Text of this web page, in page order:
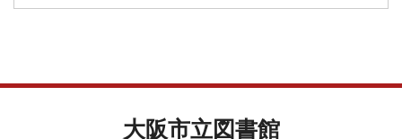
大阪市立図書館